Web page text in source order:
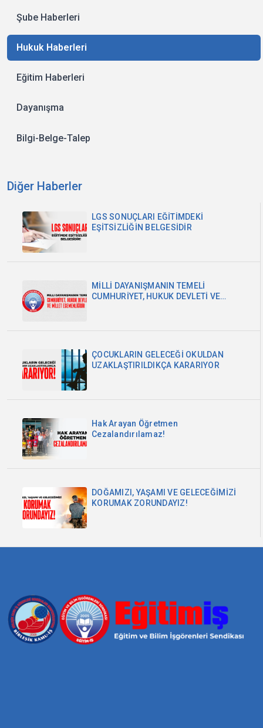
Şube Haberleri
Hukuk Haberleri
Eğitim Haberleri
Dayanışma
Bilgi-Belge-Talep
Diğer Haberler
LGS SONUÇLARI EĞİTİMDEKİ
EŞİTSİZLİĞİN BELGESİDİR
MİLLİ DAYANIŞMANIN TEMELİ
CUMHURİYET, HUKUK DEVLETİ VE
ÇOCUKLARIN GELECEĞİ OKULDAN
UZAKLAŞTIRILDIKÇA KARARIYOR
Hak Arayan Öğretmen
Cezalandırılamaz!
DOĞAMIZI, YAŞAMI VE GELECEĞİMİZİ
KORUMAK ZORUNDAYIZ!